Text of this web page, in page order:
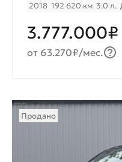
2018 192 620 км 3.0 л.
3.777.000₽
от 63.270₽/мес.
Продано